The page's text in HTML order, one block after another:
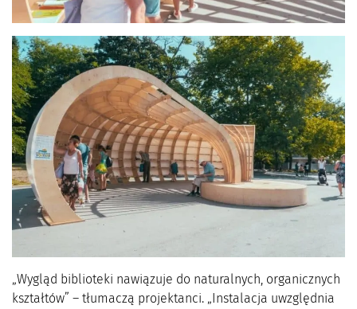
„Wygląd biblioteki nawiązuje do naturalnych, organicznych
kształtów” – tłumaczą projektanci. „Instalacja uwzględnia